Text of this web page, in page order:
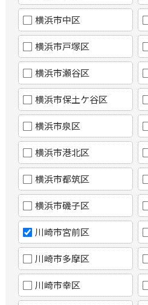
横浜市中区
横浜市戸塚区
横浜市瀬谷区
横浜市保土ケ谷区
横浜市泉区
横浜市港北区
横浜市都筑区
横浜市磯子区
川崎市宮前区
川崎市多摩区
川崎市幸区